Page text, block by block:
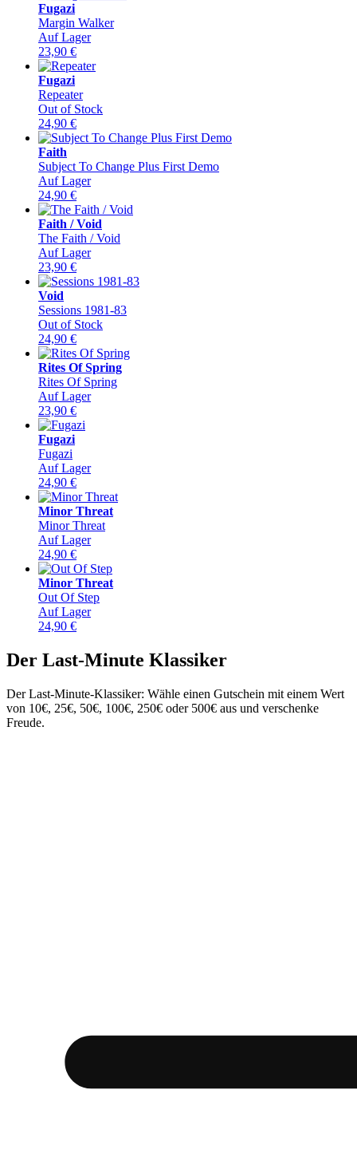
Fugazi
Margin Walker
Auf Lager
23,90 €
Fugazi
Repeater
Out of Stock
24,90 €
Faith
Subject To Change Plus First Demo
Auf Lager
24,90 €
Faith / Void
The Faith / Void
Auf Lager
23,90 €
Void
Sessions 1981-83
Out of Stock
24,90 €
Rites Of Spring
Rites Of Spring
Auf Lager
23,90 €
Fugazi
Fugazi
Auf Lager
24,90 €
Minor Threat
Minor Threat
Auf Lager
24,90 €
Minor Threat
Out Of Step
Auf Lager
24,90 €
Der Last-Minute Klassiker
Der Last-Minute-Klassiker: Wähle einen Gutschein mit einem Wert
von 10€, 25€, 50€, 100€, 250€ oder 500€ aus und verschenke
Freude.